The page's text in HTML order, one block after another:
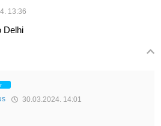
13:36
Delhi
30.03.2024. 14:01